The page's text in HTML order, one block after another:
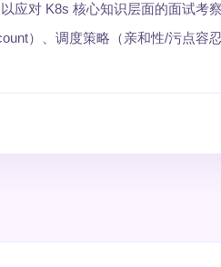
应对 K8s 核心知识层面的面试考
）、调度策略（亲和性/污点容忍